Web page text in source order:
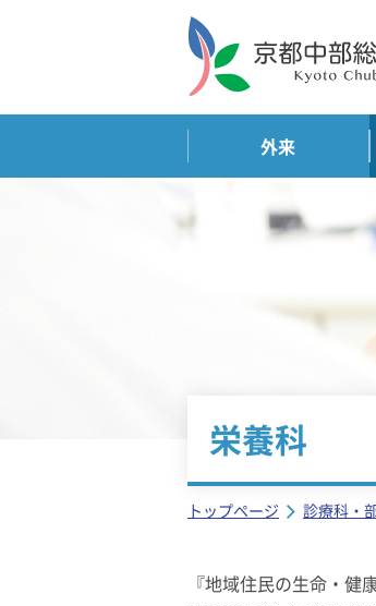
外来
栄養科
トップページ 診療科・
『地域住民の生命・